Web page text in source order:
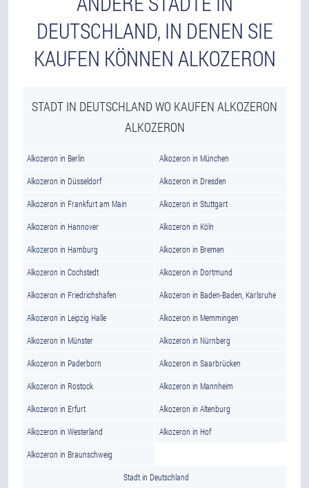
DEUTSCHLAND, IN DENEN SIE
KAUFEN KÖNNEN ALKOZERON
STADT IN DEUTSCHLAND WO KAUFEN ALKOZERON
ALKOZERON
Alkozeron in Berlin Alkozeron in München
Alkozeron in Düsseldorf Alkozeron in Dresden
Alkozeron in Frankfurt am Main Alkozeron in Stuttgart
Alkozeron in Hannover Alkozeron in Köln
Alkozeron in Hamburg Alkozeron in Bremen
Alkozeron in Cochstedt Alkozeron in Dortmund
Alkozeron in Friedrichshafen Alkozeron in Baden-Baden, Karlsruhe
Alkozeron in Leipzig Halle Alkozeron in Memmingen
Alkozeron in Münster Alkozeron in Nürnberg
Alkozeron in Paderborn Alkozeron in Saarbrücken
Alkozeron in Rostock Alkozeron in Mannheim
Alkozeron in Erfurt Alkozeron in Altenburg
Alkozeron in Westerland Alkozeron in Hof
Alkozeron in Braunschweig
Stadt in Deutschland